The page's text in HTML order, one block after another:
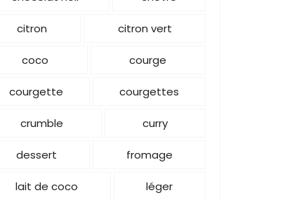
citron citron vert
coco courge
courgette courgettes
crumble curry
dessert fromage
lait de coco léger